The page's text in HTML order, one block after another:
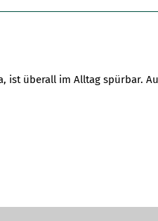
ist überall im Alltag spürbar.